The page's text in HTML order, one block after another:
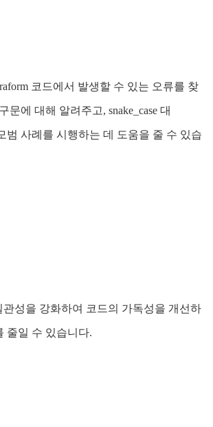
코드에서 발생할 수 있는 오류를 찾
문에 대해 알려주고, snake_case 대
범 사례를 시행하는 데 도움을 줄 수 있습
관성을 강화하여 코드의 가독성을 개선하
줄일 수 있습니다.